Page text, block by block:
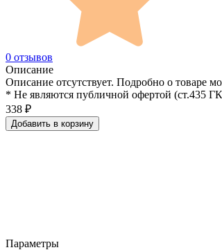
0 отзывов
Описание
Описание отсутствует. Подробно о товаре
* Не являются публичной офертой (ст.435
338 ₽
Добавить в корзину
Параметры